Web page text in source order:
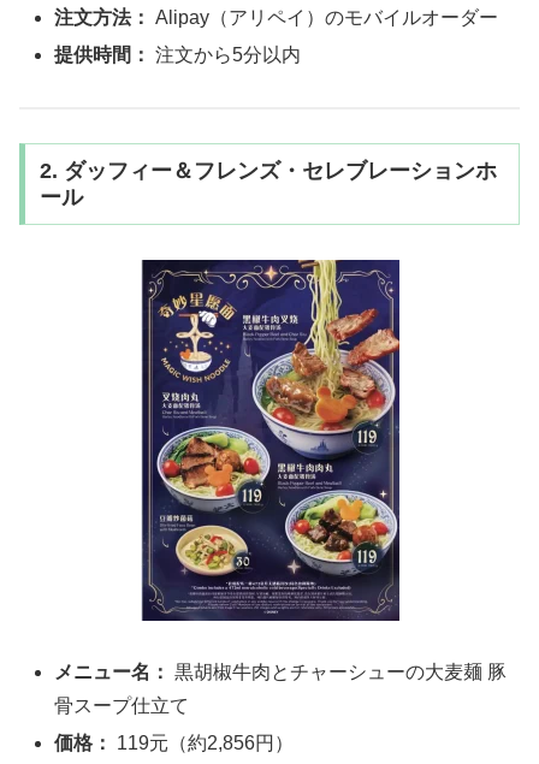
注文方法： Alipay（アリペイ）のモバイルオーダー
提供時間： 注文から5分以内
2. ダッフィー＆フレンズ・セレブレーションホ
ール
メニュー名： 黒胡椒牛肉とチャーシューの大麦麺 豚
骨スープ仕立て
価格：
119元（約2,856円）